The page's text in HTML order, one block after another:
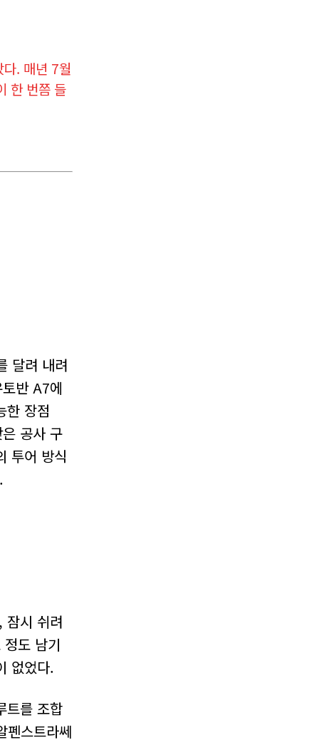
. 매년 7월
한 번쯤 들
달려 내려
반 A7에
한 장점
공사 구
투어 방식
잠시 쉬려
도 남기
없었다.
트를 조합
펜스트라쎄